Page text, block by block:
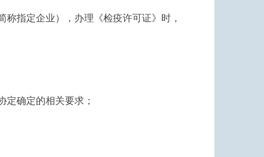
指定企业），办理《检疫许可证》时，
定确定的相关要求；